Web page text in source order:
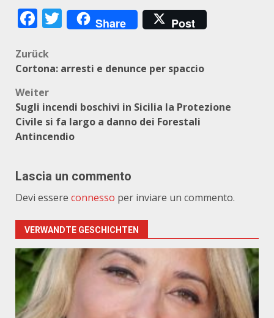
Facebook
Twitter
Share Post
Beitragsnavigation
Zurück
Cortona: arresti e denunce per spaccio
Weiter
Sugli incendi boschivi in Sicilia la Protezione
Civile si fa largo a danno dei Forestali
Antincendio
Lascia un commento
Devi essere connesso per inviare un commento.
VERWANDTE GESCHICHTEN